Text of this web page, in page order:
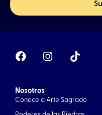
F
a
b
o
I
n
g
Nosotros
Conoce a Arte Sagrado